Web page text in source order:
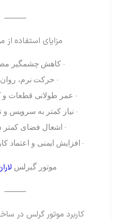
⸻
مزایای استفاده از
• کاهش چشمگیر
• حرکت نرم،
• عمر طولانی قطعات و
• نیاز کمتر به سرویس
• اشغال فضای کمتر
• افزایش ایمنی و اعتماد
موتور گیرلس
⸻
کاربرد موتور گرلس در